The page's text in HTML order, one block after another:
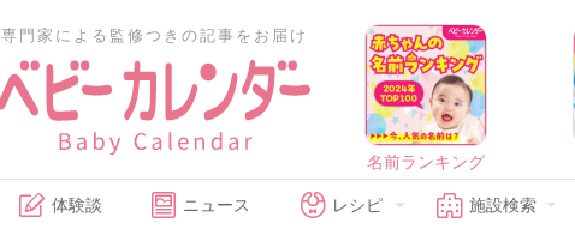
専門家による監修つきの記事をお届け
名前ランキング
体験談 ニュース レシピ 施設検索